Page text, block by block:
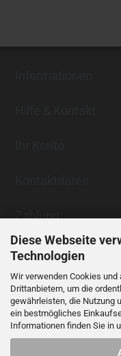
Diese Webseite
Technologien
Wir verwenden Cookies
Drittanbietern, um die
gewährleisten, die Nutzung
ein bestmögliches
Informationen finden Sie in
Zahlung